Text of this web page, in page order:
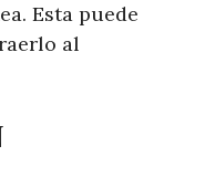
Esta puede
al